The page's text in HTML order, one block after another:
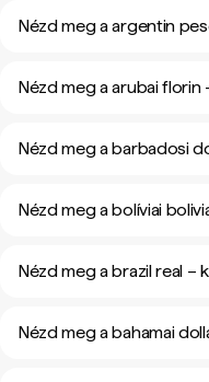
Nézd meg a argentin
Nézd meg a arubai
Nézd meg a barbadosi
Nézd meg a bolíviai
Nézd meg a brazil real –
Nézd meg a bahamai